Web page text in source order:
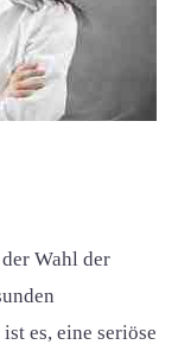
Wahl der
es, eine seriöse